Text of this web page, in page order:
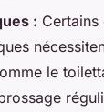
: Certains
le